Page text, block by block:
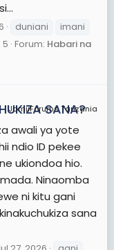
duniani
imani
5 Forum: Habari na
JamiiForums Tanzania
SANA?
awali ya yote
ndio ID pekee
ukiondoa hio.
Ninaomba
ni kitu gani
sana